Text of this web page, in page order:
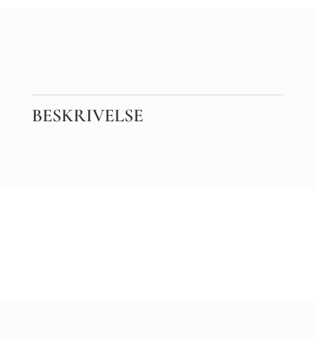
BESKRIVELSE